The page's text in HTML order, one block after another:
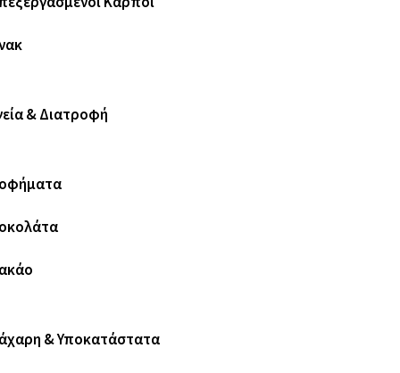
& Διατροφή
& Υποκατάστατα